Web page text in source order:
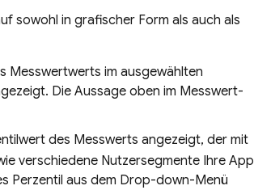
sowohl in grafischer Form als auch als
Messwertwerts im ausgewählten
Die Aussage oben im Messwert-
des Messwerts angezeigt, der mit
verschiedene Nutzersegmente Ihre App
Perzentil aus dem Drop-down-Menü